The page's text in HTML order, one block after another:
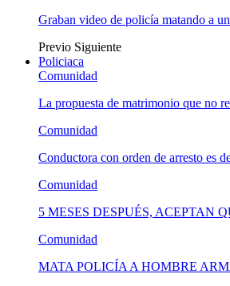
Graban video de policía matando a
Previo Siguiente
Policiaca
Comunidad
La propuesta de matrimonio que no
Comunidad
Conductora con orden de arresto es
Comunidad
5 MESES DESPUÉS, ACEPTAN
Comunidad
MATA POLICÍA A HOMBRE